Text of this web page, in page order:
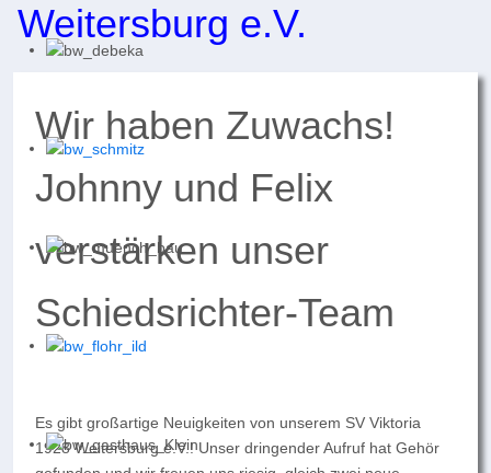
Weitersburg e.V.
Wir haben Zuwachs!
Johnny und Felix
verstärken unser
Schiedsrichter-Team
Es gibt großartige Neuigkeiten von unserem SV Viktoria
1928 Weitersburg e.V.! Unser dringender Aufruf hat Gehör